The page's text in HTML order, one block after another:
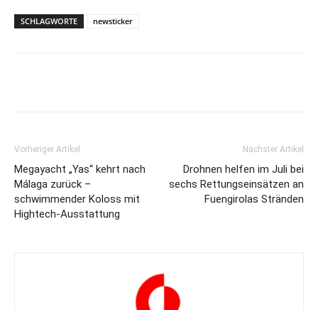
SCHLAGWORTE newsticker
Vorheriger Artikel
Megayacht „Yas“ kehrt nach
Málaga zurück –
schwimmender Koloss mit
Hightech-Ausstattung
Nächster Artikel
Drohnen helfen im Juli bei
sechs Rettungseinsätzen an
Fuengirolas Stränden